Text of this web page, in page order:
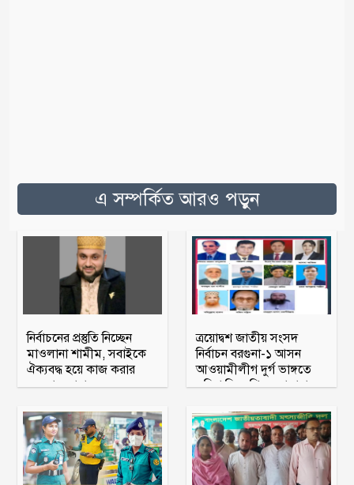
এ সম্পর্কিত আরও পড়ুন
নির্বাচনের প্রস্তুতি নিচ্ছেন
মাওলানা শামীম, সবাইকে
ঐক্যবদ্ধ হয়ে কাজ করার
অহব্বান জানান
ত্রয়োদ্বশ জাতীয় সংসদ
নির্বাচন বরগুনা-১ আসন
আওয়ামীলীগ দুর্গ ভাঙ্গতে
মরিয়া বিএনপি ও জামায়াত